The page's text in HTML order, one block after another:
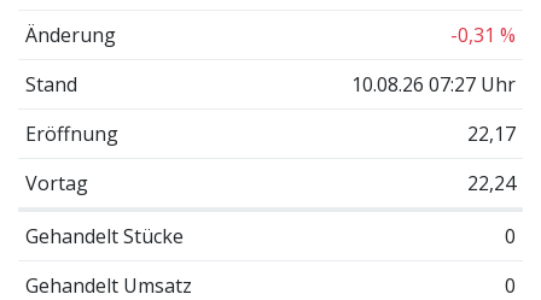
Änderung
-0,31 %
Stand
10.08.26 07:27 Uhr
Eröffnung
22,17
Vortag
22,24
Gehandelt Stücke
0
Gehandelt Umsatz
0